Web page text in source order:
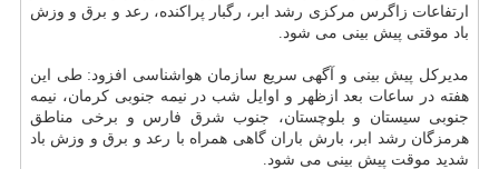
ارتفاعات زاگرس مركزی رشد ابر، رگبار پراكنده، رعد و برق و وزش
باد موقتی پیش بینی می شود.
مدیركل پیش بینی و آگهی سریع سازمان هواشناسی افزود: طی این
هفته در ساعات بعد ازظهر و اوایل شب در نیمه جنوبی كرمان، نیمه
جنوبی سیستان و بلوچستان، جنوب شرق فارس و برخی مناطق
هرمزگان رشد ابر، بارش باران گاهی همراه با رعد و برق و وزش باد
شدید موقت پیش بینی می شود.